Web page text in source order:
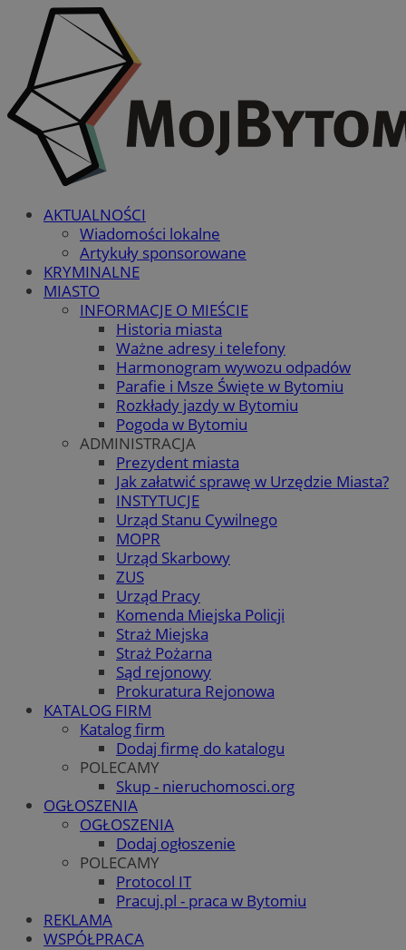
AKTUALNOŚCI
Wiadomości lokalne
Artykuły sponsorowane
KRYMINALNE
MIASTO
INFORMACJE O MIEŚCIE
Historia miasta
Ważne adresy i telefony
Harmonogram wywozu odpadów
Parafie i Msze Święte w Bytomiu
Rozkłady jazdy w Bytomiu
Pogoda w Bytomiu
ADMINISTRACJA
Prezydent miasta
Jak załatwić sprawę w Urzędzie Miasta?
INSTYTUCJE
Urząd Stanu Cywilnego
MOPR
Urząd Skarbowy
ZUS
Urząd Pracy
Komenda Miejska Policji
Straż Miejska
Straż Pożarna
Sąd rejonowy
Prokuratura Rejonowa
KATALOG FIRM
Katalog firm
Dodaj firmę do katalogu
POLECAMY
Skup - nieruchomosci.org
OGŁOSZENIA
OGŁOSZENIA
Dodaj ogłoszenie
POLECAMY
Protocol IT
Pracuj.pl - praca w Bytomiu
REKLAMA
WSPÓŁPRACA